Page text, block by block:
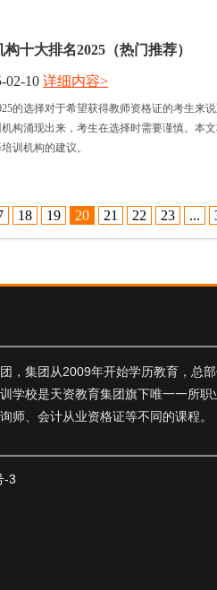
十大排名2025（热门推荐）
02-10
的选择对于希望获得教师资格证的考生来
构涌现出来，考生在选择时需要谨慎。本
训机构的建议。
详细内容>
18 19 20 21 22 23 ...
，集团从2009年开始学历教育，总
学校是天资教育集团旗下唯一一所职
师、会计从业资格证等不同的课程。
-3